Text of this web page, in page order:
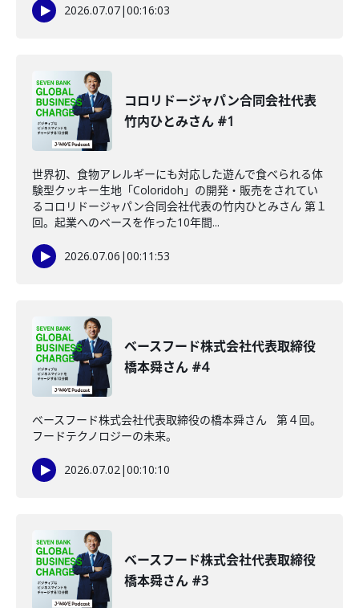
2026.07.07|00:16:03
コロリドージャパン合同会社代表
竹内ひとみさん #1
世界初、食物アレルギーにも対応した遊んで食べられる体
験型クッキー生地「Coloridoh」の開発・販売をされてい
るコロリドージャパン合同会社代表の竹内ひとみさん 第１
回。起業へのベースを作った10年間...
2026.07.06 |00:11:53
ベースフード株式会社代表取締役
橋本舜さん #4
ベースフード株式会社代表取締役の橋本舜さん 第４回。
フードテクノロジーの未来。
2026.07.02|00:10:10
ベースフード株式会社代表取締役
橋本舜さん #3